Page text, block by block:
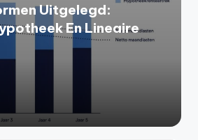
Uitgelegd:
En Lineaire